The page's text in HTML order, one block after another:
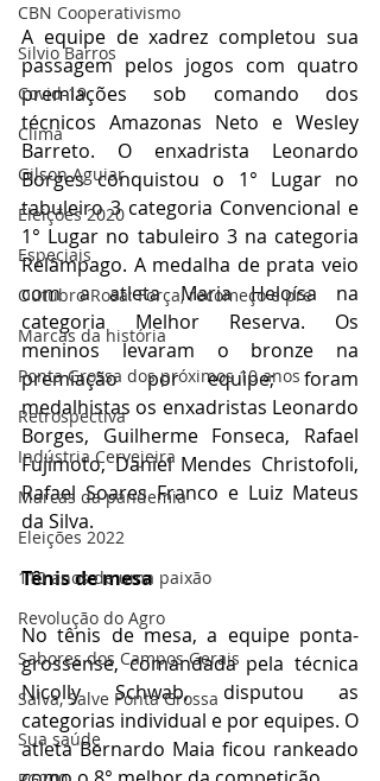
CBN Cooperativismo
Silvio Barros
Covid-19
Clima
Gilson Aguiar
Eleições 2020
Especiais
Outubro Rosa: Força, recomeço e pre
Marcas da história
Ponta Grossa dos próximos 10 anos
Retrospectiva
Indústria Cervejeira
Marcas da pandemia
Eleições 2022
110 anos de uma paixão
Revolução do Agro
Sabores dos Campos Gerais
Salva, Salve Ponta Grossa
Sua saúde
A equipe de xadrez completou sua
passagem pelos jogos com quatro
premiações sob comando dos
técnicos Amazonas Neto e Wesley
Barreto. O enxadrista Leonardo
Borges conquistou o 1° Lugar no
tabuleiro 3 categoria Convencional e
1° Lugar no tabuleiro 3 na categoria
Relâmpago. A medalha de prata veio
com a atleta Maria Heloísa na
categoria Melhor Reserva. Os
meninos levaram o bronze na
premiação por equipe; foram
medalhistas os enxadristas Leonardo
Borges, Guilherme Fonseca, Rafael
Fujimoto, Daniel Mendes Christofoli,
Rafael Soares Franco e Luiz Mateus
da Silva.
Tênis de mesa
No tênis de mesa, a equipe ponta-
grossense, comandada pela técnica
Nicolly Schwab, disputou as
categorias individual e por equipes. O
atleta Bernardo Maia ficou rankeado